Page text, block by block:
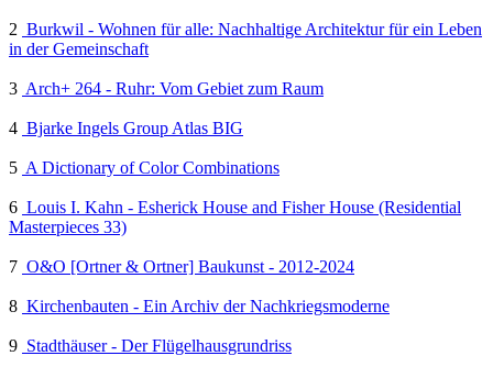
2 Burkwil - Wohnen für alle: Nachhaltige Architektur für ein Leben
in der Gemeinschaft
3 Arch+ 264 - Ruhr: Vom Gebiet zum Raum
4 Bjarke Ingels Group Atlas BIG
5 A Dictionary of Color Combinations
6 Louis I. Kahn - Esherick House and Fisher House (Residential
Masterpieces 33)
7 O&O [Ortner & Ortner] Baukunst - 2012-2024
8 Kirchenbauten - Ein Archiv der Nachkriegsmoderne
9 Stadthäuser - Der Flügelhausgrundriss